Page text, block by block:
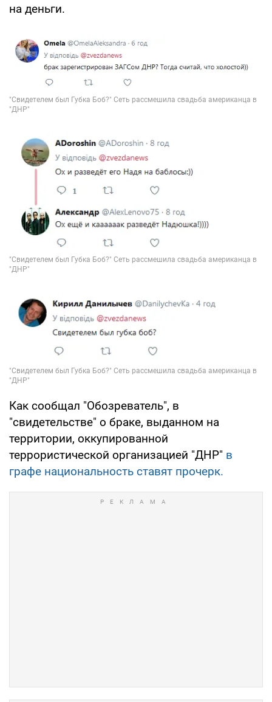
на деньги.
Как сообщал "Обозреватель", в
"свидетельстве" о браке, выданном на
территории, оккупированной
террористической организацией "ДНР" в
графе национальность ставят прочерк.